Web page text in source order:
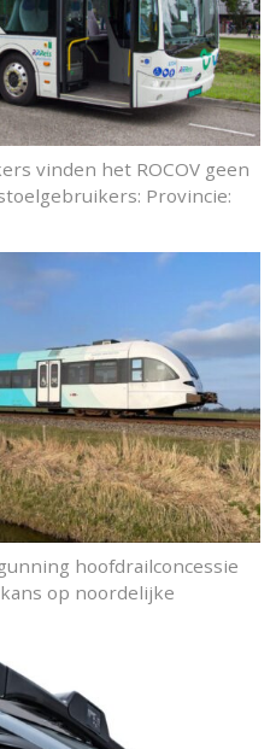
vinden het ROCOV geen
Provincie:
hoofdrailconcessie
op noordelijke